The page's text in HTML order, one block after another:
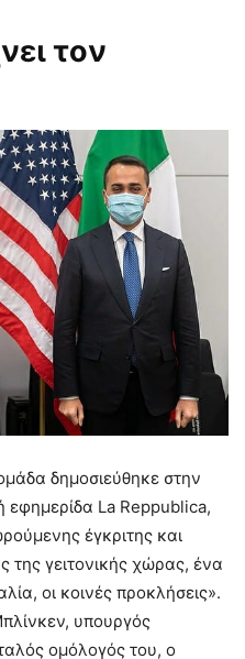
τον
δημοσιεύθηκε στην
εφημερίδα La Reppublica,
έγκριτης και
της γειτονικής χώρας, ένα
οι κοινές προκλήσεις».
υπουργός
ομόλογός του, ο